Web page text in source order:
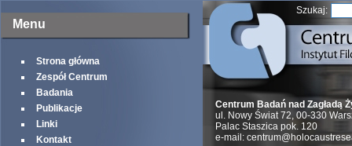
Menu
Strona główna
Zespół Centrum
Badania
Publikacje
Linki
Kontakt
Szukaj:
Centrum Badań nad Zagładą
ul. Nowy Świat 72, 00-330
Palac Staszica pok. 120
e-mail: